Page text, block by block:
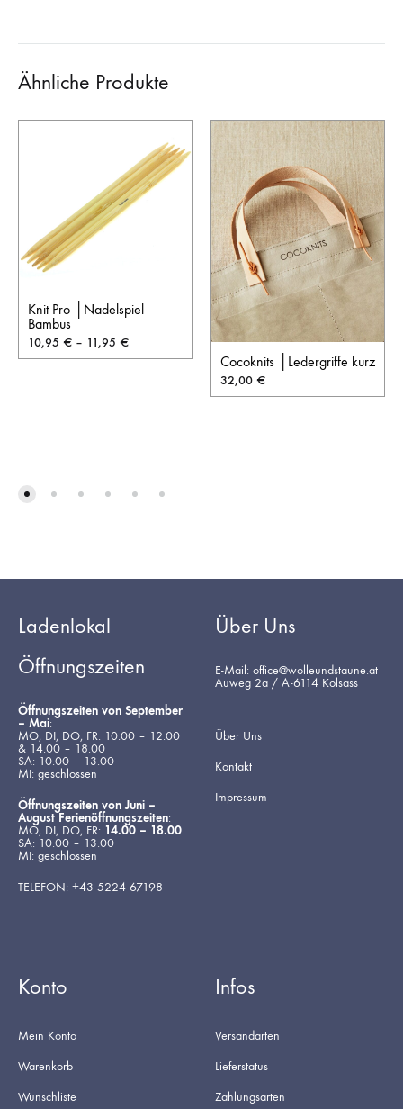
Ähnliche Produkte
Knit Pro │Nadelspiel
Bambus
10,95 € – 11,95 €
Cocoknits │Ledergriffe kurz
32,00 €
Ladenlokal
Öffnungszeiten
Öffnungszeiten von September
– Mai:
MO, DI, DO, FR: 10.00 – 12.00
& 14.00 – 18.00
SA: 10.00 – 13.00
MI: geschlossen
Öffnungszeiten von Juni –
August Ferienöffnungszeiten:
MO, DI, DO, FR: 14.00 – 18.00
SA: 10.00 – 13.00
MI: geschlossen
TELEFON: +43 5224 67198
Über Uns
E-Mail: office@wolleundstaune.at
Auweg 2a / A-6114 Kolsass
Über Uns
Kontakt
Impressum
Konto
Mein Konto
Warenkorb
Wunschliste
Infos
Versandarten
Lieferstatus
Zahlungsarten